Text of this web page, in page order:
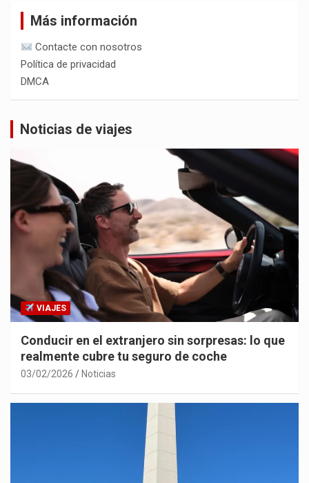
Más información
Contacte con nosotros
Política de privacidad
DMCA
Noticias de viajes
VIAJES
Conducir en el extranjero sin sorpresas: lo que
realmente cubre tu seguro de coche
03/02/2026 Noticias